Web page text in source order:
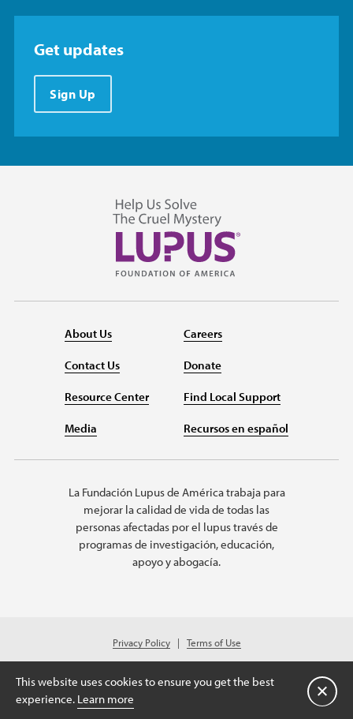
Get updates
Sign Up
About Us
Contact Us
Resource Center
Media
Careers
Donate
Find Local Support
Recursos en español
La Fundación Lupus de América trabaja para
mejorar la calidad de vida de todas las
personas afectadas por el lupus través de
programas de investigación, educación,
apoyo y abogacía.
Privacy Policy
Terms of Use
© 2026 Lupus Foundation of America. All rights reserved.
Charitable organization with 501(c)(3) tax-exempt status. Federal ID #43-
This website uses cookies to ensure you get the best
experience. Learn more Cerrar